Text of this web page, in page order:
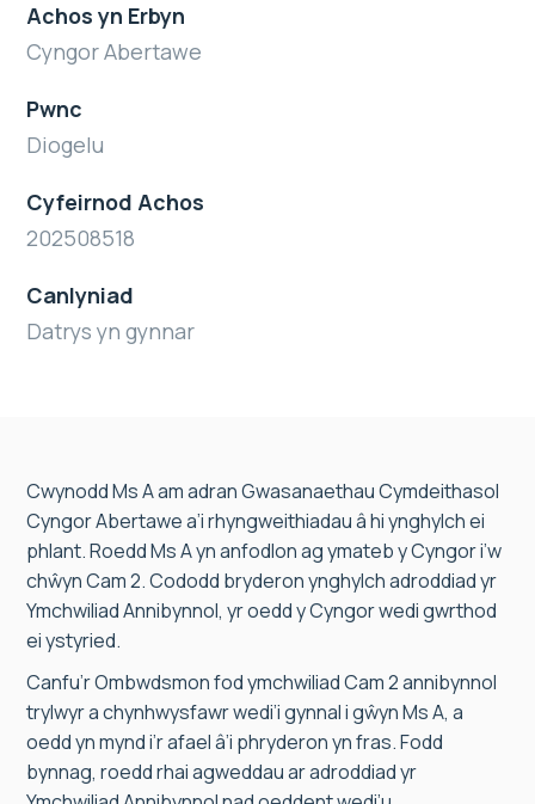
Achos yn Erbyn
Cyngor Abertawe
Pwnc
Diogelu
Cyfeirnod Achos
202508518
Canlyniad
Datrys yn gynnar
Cwynodd Ms A am adran Gwasanaethau Cymdeithasol
Cyngor Abertawe a’i rhyngweithiadau â hi ynghylch ei
phlant. Roedd Ms A yn anfodlon ag ymateb y Cyngor i’w
chŵyn Cam 2. Cododd bryderon ynghylch adroddiad yr
Ymchwiliad Annibynnol, yr oedd y Cyngor wedi gwrthod
ei ystyried.
Canfu’r Ombwdsmon fod ymchwiliad Cam 2 annibynnol
trylwyr a chynhwysfawr wedi’i gynnal i gŵyn Ms A, a
oedd yn mynd i’r afael â’i phryderon yn fras. Fodd
bynnag, roedd rhai agweddau ar adroddiad yr